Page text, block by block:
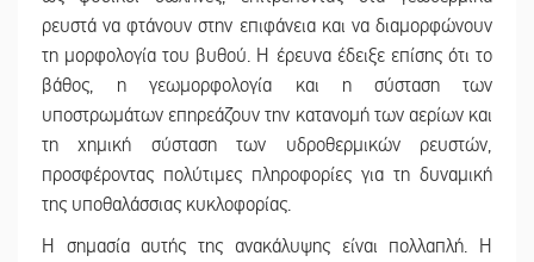
ρευστά να φτάνουν στην επιφάνεια και να διαμορφώνουν
τη μορφολογία του βυθού. Η έρευνα έδειξε επίσης ότι το
βάθος, η γεωμορφολογία και η σύσταση των
υποστρωμάτων επηρεάζουν την κατανομή των αερίων και
τη χημική σύσταση των υδροθερμικών ρευστών,
προσφέροντας πολύτιμες πληροφορίες για τη δυναμική
της υποθαλάσσιας κυκλοφορίας.
Η σημασία αυτής της ανακάλυψης είναι πολλαπλή. Η